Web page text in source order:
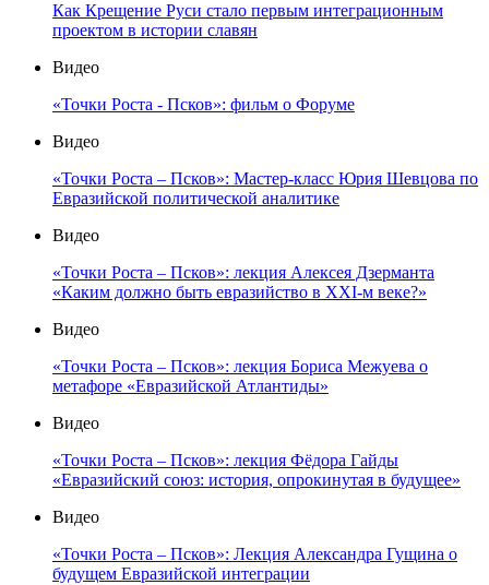
Как Крещение Руси стало первым интеграционным
проектом в истории славян
Видео
«Точки Роста - Псков»: фильм о Форуме
Видео
«Точки Роста – Псков»: Мастер-класс Юрия Шевцова по
Евразийской политической аналитике
Видео
«Точки Роста – Псков»: лекция Алексея Дзерманта
«Каким должно быть евразийство в XXI-м веке?»
Видео
«Точки Роста – Псков»: лекция Бориса Межуева о
метафоре «Евразийской Атлантиды»
Видео
«Точки Роста – Псков»: лекция Фёдора Гайды
«Евразийский союз: история, опрокинутая в будущее»
Видео
«Точки Роста – Псков»: Лекция Александра Гущина о
будущем Евразийской интеграции